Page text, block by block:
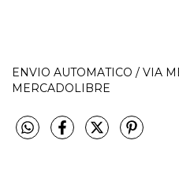
ENVIO AUTOMATICO / VIA
MERCADOLIBRE